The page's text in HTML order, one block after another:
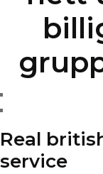
Real
service